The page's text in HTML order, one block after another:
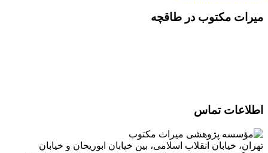
میرات مکتوب در طاقچه
اطلاعات تماس
تهران، خیابان انقلاب اسلامی، بین خیابان ابوریحان و خیابان